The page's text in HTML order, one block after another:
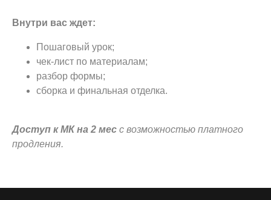
Внутри вас ждет:
Пошаговый урок;
чек-лист по материалам;
разбор формы;
сборка и финальная отделка.
Доступ к МК на 2 мес с возможностью платного
продления.